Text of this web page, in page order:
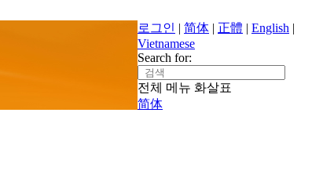
로그인 | 简体 | 正體 | English |
Vietnamese
Search for:
전체 메뉴 화살표
简体